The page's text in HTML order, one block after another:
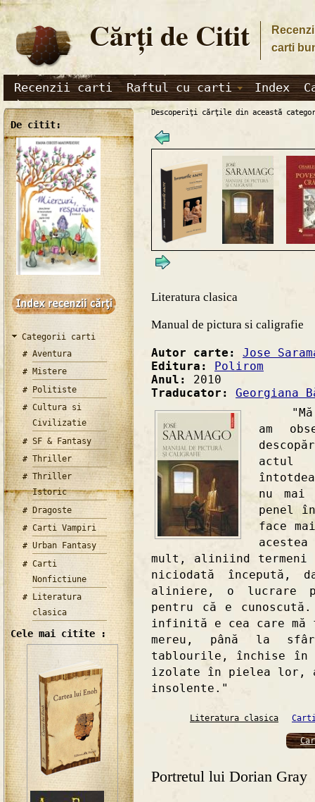
Cărţi de Citit
carti
Recenzii carti Raftul cu carti Index
De citit:
Categorii carti
Aventura
Mistere
Politiste
Cultura si
Civilizatie
SF & Fantasy
Thriller
Thriller
Istoric
Dragoste
Carti Vampiri
Urban Fantasy
Carti
Nonfictiune
Literatura
clasica
Cele mai citite :
Descoperiţi cărţile din această
Literatura clasica
Manual de pictura si caligrafie
Autor carte: Jose
Editura: Polirom
Anul: 2010
Traducator: Georgiana
"Mă
am
actul
nu
penel
face
mult, aliniind termeni
niciodată începută,
aliniere, o lucrare
pentru că e
infinită e cea care mă
mereu, până la
tablourile, închise în
izolate în pielea lor,
insolente."
Literatura clasica
Portretul lui Dorian Gray